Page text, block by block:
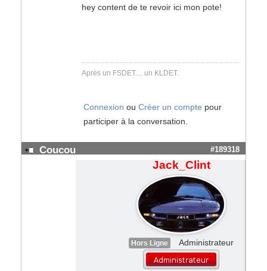
hey content de te revoir ici mon pote!
Après un FSDET.... un KLDET.
Connexion ou Créer un compte pour
participer à la conversation.
Coucou #189318
Jack_Clint
Hors Ligne Administrateur